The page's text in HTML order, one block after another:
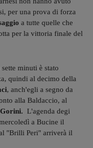
per una prova di forza
a tutte quelle che
per la vittoria finale del
minuti è stato
quindi al decimo della
, anch'egli a segno da
alla Baldaccio, al
Gorini. L'agenda degi
a Bucine il
"Brilli Peri" arriverà il